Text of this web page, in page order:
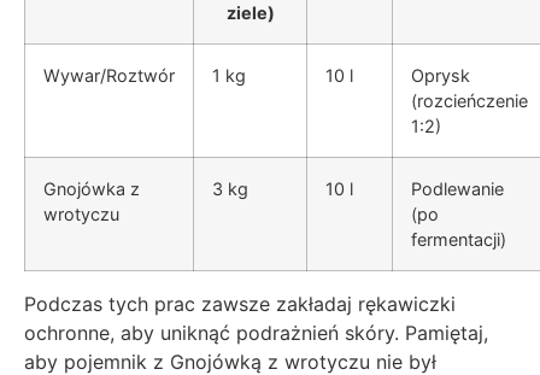
ziele)
Wywar/Roztwór 1 kg 10 l
Oprysk
(rozcieńczenie
1:2)
Gnojówka z
wrotyczu
3 kg 10 l
Podlewanie
(po
fermentacji)
Podczas tych prac zawsze zakładaj rękawiczki
ochronne, aby uniknąć podrażnień skóry. Pamiętaj,
aby pojemnik z Gnojówką z wrotyczu nie był